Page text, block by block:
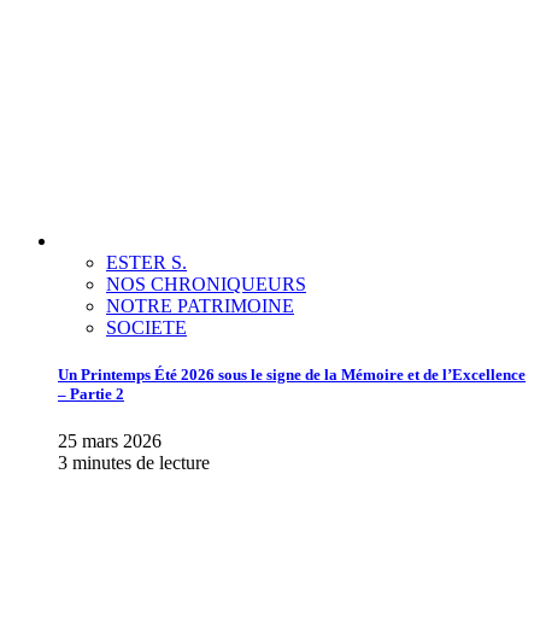
ESTER S.
NOS CHRONIQUEURS
NOTRE PATRIMOINE
SOCIETE
Un Printemps Été 2026 sous le signe de la Mémoire et de l’Excellence
– Partie 2
25 mars 2026
3 minutes de lecture